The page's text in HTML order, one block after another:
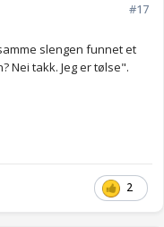
#17
slengen funnet et
Nei takk. Jeg er tølse".
2